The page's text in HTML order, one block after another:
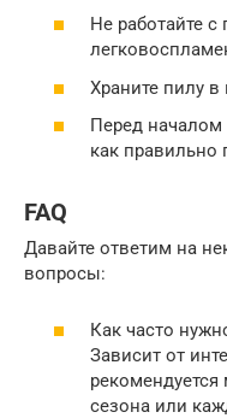
Не работайте
Храните пилу в
Перед началом
как правильно
FAQ
Давайте ответим на
вопросы:
Как часто
Зависит от
сезона или